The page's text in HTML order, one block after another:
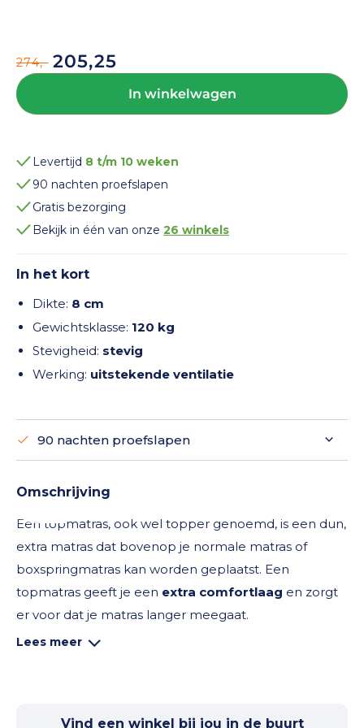
In winkelwagen
Normale
prijs
274,-
Aanbiedingsprijs
205,25
Levertijd 8 t/m 10 weken
90 nachten proefslapen
Gratis bezorging
Bekijk in één van onze 26 winkels
In het kort
Dikte: 8 cm
Gewichtsklasse: 120 kg
Stevigheid: stevig
Werking: uitstekende ventilatie
90 nachten proefslapen
Omschrijving
Een topmatras, ook wel topper genoemd, is een dun,
extra matras dat bovenop je normale matras of
boxspringmatras kan worden geplaatst. Een
topmatras geeft je een extra comfortlaag en zorgt
er voor dat je matras langer meegaat.
Dit Deluxe koudschuim topmatras is verkrijgbaar in
met een gewicht tot maximaal 120 kg.
Lees meer
Vind een winkel bij jou in de buurt